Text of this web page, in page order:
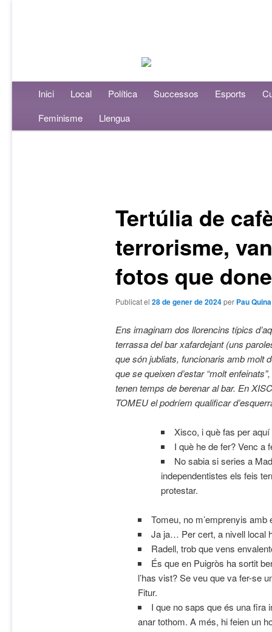
Menú principalAneu al contingut principal
Aneu al contingut secundari
Inici Local Política Successos Esports
Feminisme
Llengua
Tertúlia de
terrorisme,
fotos que
Publicat el 28 de gener de 2024per Pau
Ens imaginam dos llorencins típics
terrassa del bar xafardejant (uns
que són jubliats, funcionaris amb molt
que se queixen d’estar “molt
tenen temps de berenar al bar. En
TOMEU el podríem qualificar
Xisco, i què fas per aquí
I què he de fer? Venc a
No sabia si series a
independentistes els feis
protestar.
Tomeu, no m’emprenyis
Ja ja… Per cert, a nivell local
Radell, trob que vens
És que en Puigròs ha sortit
l’has vist? Se veu que va fer-se
Fitur.
I que no saps que és una fira
anar tothom. A més, hi feien un